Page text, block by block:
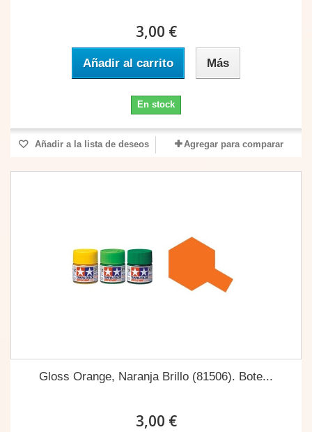
3,00 €
Añadir al carrito Más
En stock
Añadir a la lista de deseos Agregar para comparar
Gloss Orange, Naranja Brillo (81506). Bote...
3,00 €